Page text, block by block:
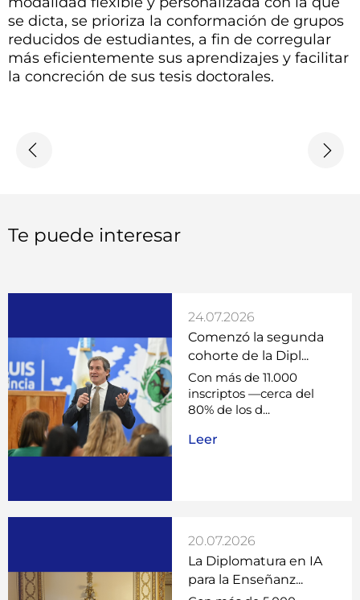
se dicta, se prioriza la conformación de grupos
reducidos de estudiantes, a fin de corregular
más eficientemente sus aprendizajes y facilitar
la concreción de sus tesis doctorales.
Te puede interesar
24.07.2026
Comenzó la segunda
cohorte de la Dipl...
Con más de 11.000
inscriptos —cerca del
80% de los d...
Leer
20.07.2026
La Diplomatura en IA
para la Enseñanz...